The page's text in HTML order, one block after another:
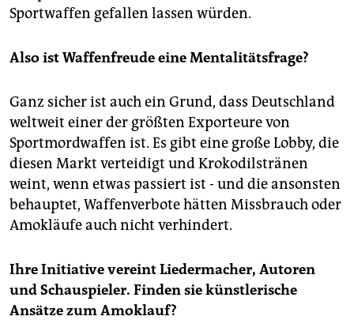
Sportwaffen gefallen lassen würden.
Also ist Waffenfreude eine Mentalitätsfrage?
Ganz sicher ist auch ein Grund, dass Deutschland
weltweit einer der größten Exporteure von
Sportmordwaffen ist. Es gibt eine große Lobby, die
diesen Markt verteidigt und Krokodilstränen
weint, wenn etwas passiert ist - und die ansonsten
behauptet, Waffenverbote hätten Missbrauch oder
Amokläufe auch nicht verhindert.
Ihre Initiative vereint Liedermacher, Autoren
und Schauspieler. Finden sie künstlerische
Ansätze zum Amoklauf?